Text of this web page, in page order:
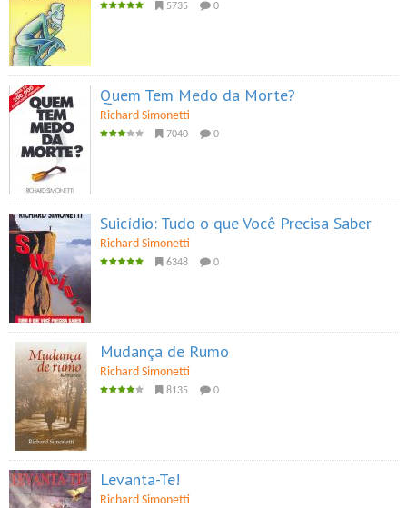
5735 0
Quem Tem Medo da Morte?
Richard Simonetti
7040 0
Suicídio: Tudo o que Você Precisa Saber
Richard Simonetti
6348 0
Mudança de Rumo
Richard Simonetti
8135 0
Levanta-Te!
Richard Simonetti